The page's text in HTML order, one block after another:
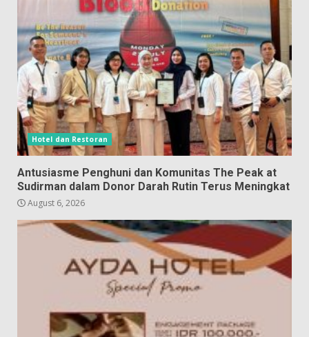
Hotel dan Restoran
Antusiasme Penghuni dan Komunitas The Peak at
Sudirman dalam Donor Darah Rutin Terus Meningkat
August 6, 2026